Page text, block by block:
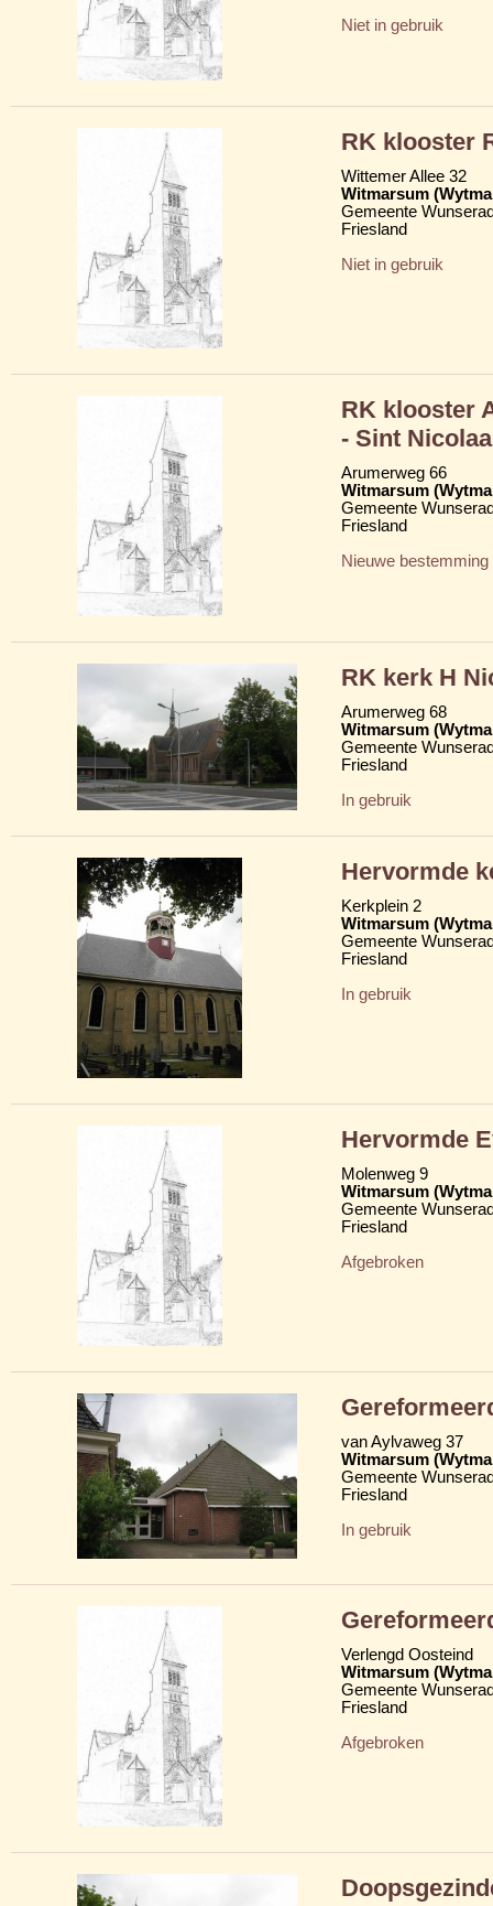
Niet in gebruik
RK klooster
Wittemer Allee 32
Witmarsum
Gemeente
Friesland
Niet in gebruik
RK klooster
- Sint
Arumerweg 66
Witmarsum
Gemeente
Friesland
Nieuwe bestemming
RK kerk H
Arumerweg 68
Witmarsum
Gemeente
Friesland
In gebruik
Hervormde
Kerkplein 2
Witmarsum
Gemeente
Friesland
In gebruik
Hervormde
Molenweg 9
Witmarsum
Gemeente
Friesland
Afgebroken
van Aylvaweg 37
Witmarsum
Gemeente
Friesland
In gebruik
Verlengd Oosteind
Witmarsum
Gemeente
Friesland
Afgebroken